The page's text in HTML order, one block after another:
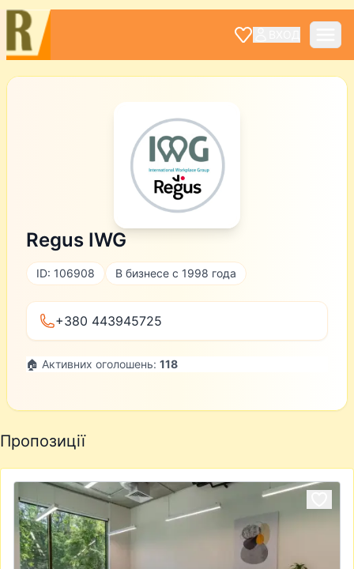
Regus IWG
ID: 106908 В бизнесе с 1998 года
+380 443945725
🏠 Активних оголошень: 118
Пропозиції